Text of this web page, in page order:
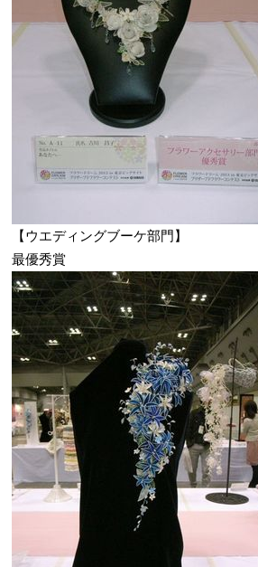
【ウエディングブーケ部門】
最優秀賞